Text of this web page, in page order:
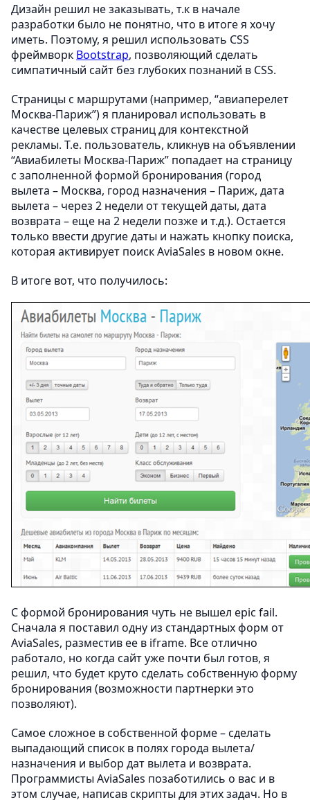
Дизайн решил не заказывать, т.к в начале
разработки было не понятно, что в итоге я хочу
иметь. Поэтому, я решил использовать CSS
фреймворк Bootstrap, позволяющий сделать
симпатичный сайт без глубоких познаний в CSS.
Страницы с маршрутами (например, “авиаперелет
Москва-Париж”) я планировал использовать в
качестве целевых страниц для контекстной
рекламы. Т.е. пользователь, кликнув на объявлении
“Авиабилеты Москва-Париж” попадает на страницу
с заполненной формой бронирования (город
вылета – Москва, город назначения – Париж, дата
вылета – через 2 недели от текущей даты, дата
возврата – еще на 2 недели позже и т.д.). Остается
только ввести другие даты и нажать кнопку поиска,
которая активирует поиск AviaSales в новом окне.
В итоге вот, что получилось:
С формой бронирования чуть не вышел epic fail.
Сначала я поставил одну из стандартных форм от
AviaSales, разместив ее в iframe. Все отлично
работало, но когда сайт уже почти был готов, я
решил, что будет круто сделать собственную форму
бронирования (возможности партнерки это
позволяют).
Самое сложное в собственной форме – сделать
выпадающий список в полях города вылета/
назначения и выбор дат вылета и возврата.
Программисты AviaSales позаботились о вас и в
этом случае, написав скрипты для этих задач. Но в